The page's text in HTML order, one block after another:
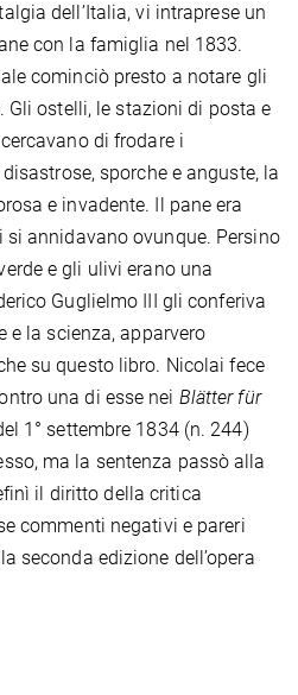
dell’Italia, vi intraprese un
con la famiglia nel 1833.
cominciò presto a notare gli
Gli ostelli, le stazioni di posta e
di frodare i
sporche e anguste, la
e invadente. Il pane era
annidavano ovunque. Persino
e gli ulivi erano una
Guglielmo III gli conferiva
e la scienza, apparvero
su questo libro. Nicolai fece
una di esse nei Blätter für
1° settembre 1834 (n. 244)
ma la sentenza passò alla
il diritto della critica
commenti negativi e pareri
seconda edizione dell’opera